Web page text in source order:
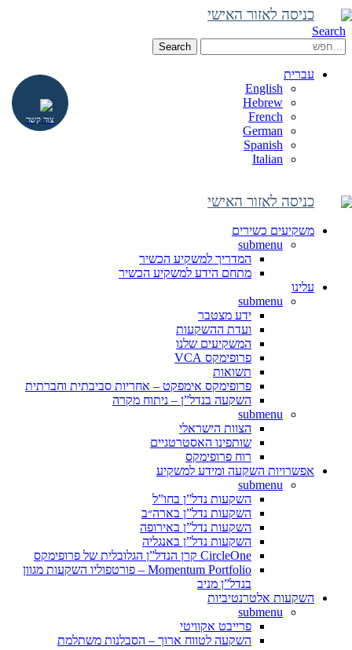
כניסה לאזור האישי
Search
Search
עברית
English
Hebrew
French
German
Spanish
Italian
כניסה לאזור האישי
משקיעים כשירים
submenu
המדריך למשקיע הכשיר
מתחם הידע למשקיע הכשיר
עלינו
submenu
ידע מצטבר
ועדת ההשקעות
המשקיעים שלנו
פרופימקס VCA
תשואות
פרופימקס אימפקט – אחריות סביבתית וחברתית
השקעה בנדל”ן – ניתוח מקרה
submenu
הצוות הישראלי
שותפינו האסטרטגיים
רוח פרופימקס
אפשרויות השקעה ומידע למשקיע
submenu
השקעות נדל”ן בחו”ל
השקעות נדל”ן בארה״ב
השקעות נדל”ן באירופה
השקעות נדל”ן באנגליה
CircleOne קרן הנדל”ן הגלובלית של פרופימקס
Momentum Portfolio – פורטפוליו השקעות מגוון
בנדל”ן מניב
השקעות אלטרנטיביות
submenu
פרייבט אקוויטי
השקעה לטווח ארוך – הסבלנות משתלמת
צור קשר